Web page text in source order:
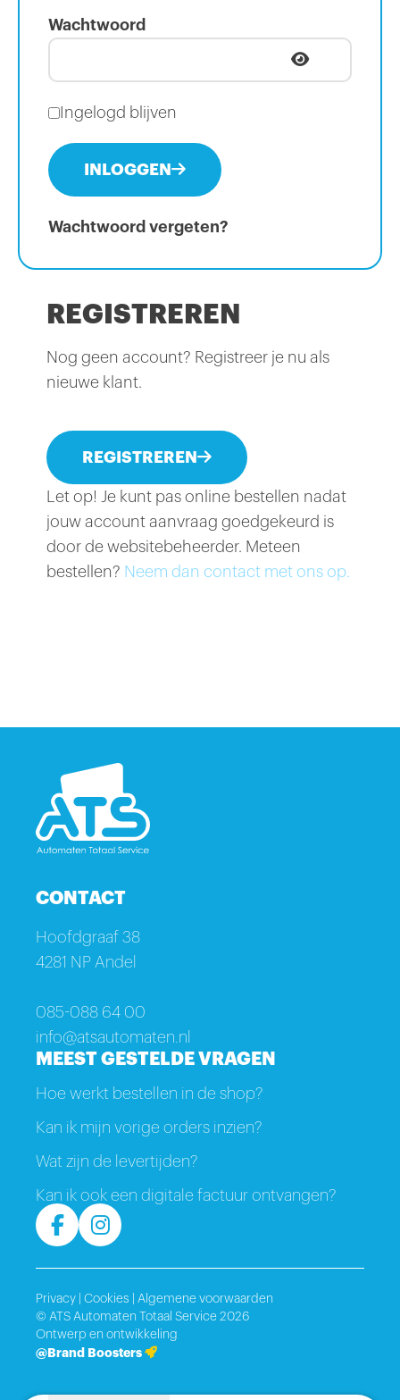
Wachtwoord
Ingelogd blijven
INLOGGEN
Wachtwoord vergeten?
REGISTREREN
Nog geen account? Registreer je nu als
nieuwe klant.
REGISTREREN
Let op! Je kunt pas online bestellen nadat
jouw account aanvraag goedgekeurd is
door de websitebeheerder. Meteen
bestellen? Neem dan contact met ons op.
CONTACT
Hoofdgraaf 38
4281 NP Andel
085-088 64 00
info@atsautomaten.nl
MEEST GESTELDE VRAGEN
Hoe werkt bestellen in de shop?
Kan ik mijn vorige orders inzien?
Wat zijn de levertijden?
Kan ik ook een digitale factuur ontvangen?
Ontwerp en ontwikkeling
@Brand Boosters
© ATS Automaten Totaal Service 2026
Privacy Cookies Algemene voorwaarden